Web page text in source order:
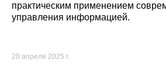
практическим применением
управления информацией.
20 апреля 2025 г.